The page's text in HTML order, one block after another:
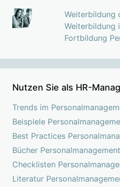
Weiterbildung
Weiterbildung
Fortbildung
Nutzen Sie als HR-
Trends im
Beispiele
Best Practices
Bücher Personalmanagement
Checklisten
Literatur